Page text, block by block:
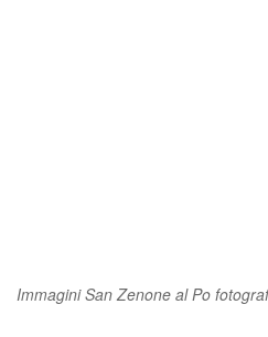
Immagini San Zenone al Po